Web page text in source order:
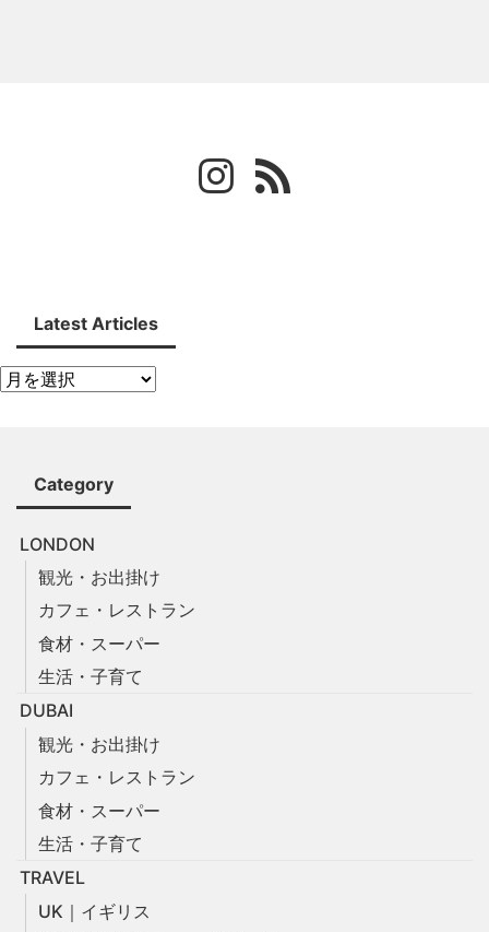
Latest Articles
Category
LONDON
観光・お出掛け
カフェ・レストラン
食材・スーパー
生活・子育て
DUBAI
観光・お出掛け
カフェ・レストラン
食材・スーパー
生活・子育て
TRAVEL
UK｜イギリス